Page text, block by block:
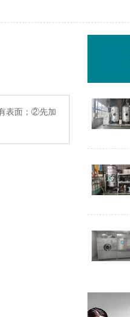
表面；②先加